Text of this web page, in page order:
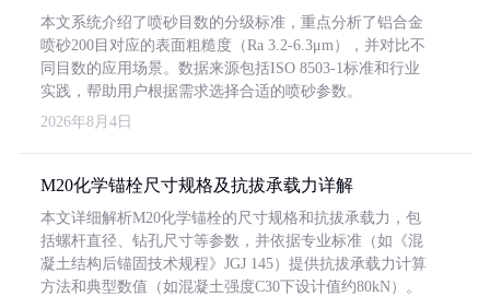
本文系统介绍了喷砂目数的分级标准，重点分析了铝合金
喷砂200目对应的表面粗糙度（Ra 3.2-6.3μm），并对比不
同目数的应用场景。数据来源包括ISO 8503-1标准和行业
实践，帮助用户根据需求选择合适的喷砂参数。
2026年8月4日
M20化学锚栓尺寸规格及抗拔承载力详解
本文详细解析M20化学锚栓的尺寸规格和抗拔承载力，包
括螺杆直径、钻孔尺寸等参数，并依据专业标准（如《混
凝土结构后锚固技术规程》JGJ 145）提供抗拔承载力计算
方法和典型数值（如混凝土强度C30下设计值约80kN）。